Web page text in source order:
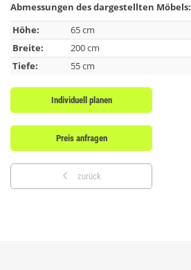
Abmessungen des dargestellten Möbels:
Höhe:
65 cm
Breite:
200 cm
Tiefe:
55 cm
Individuell planen
Preis anfragen
zurück